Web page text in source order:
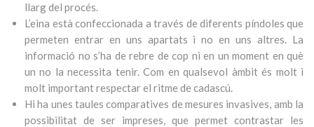
llarg del procés.
L’eina està confeccionada a través de diferents píndoles que
permeten entrar en uns apartats i no en uns altres. La
informació no s’ha de rebre de cop ni en un moment en què
un no la necessita tenir. Com en qualsevol àmbit és molt i
molt important respectar el ritme de cadascú.
Hi ha unes taules comparatives de mesures invasives, amb la
possibilitat de ser impreses, que permet contrastar les